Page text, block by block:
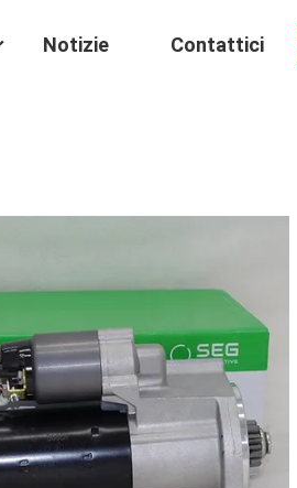
Notizie Contattici